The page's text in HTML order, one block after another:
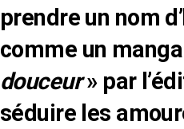
prendre un nom
comme un
douceur» par
séduire les